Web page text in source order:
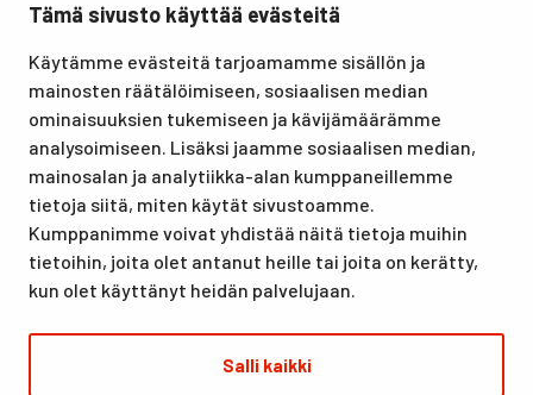
Tämä sivusto käyttää evästeitä
Käytämme evästeitä tarjoamamme sisällön ja
mainosten räätälöimiseen, sosiaalisen median
ominaisuuksien tukemiseen ja kävijämäärämme
analysoimiseen. Lisäksi jaamme sosiaalisen median,
mainosalan ja analytiikka-alan kumppaneillemme
tietoja siitä, miten käytät sivustoamme.
Kumppanimme voivat yhdistää näitä tietoja muihin
tietoihin, joita olet antanut heille tai joita on kerätty,
kun olet käyttänyt heidän palvelujaan.
Salli kaikki
koulutus- ja vapaa-ajan keskus, joka tarjoaa puitteet niin
lomille, harrastuksille kuin kansainvälisen tason
urheilutapahtumillekin. Santasport on myös virallinen
olympiavalmennuskeskus lumi- ja jääurheilulajeissa sekä
taitovalmennuksessa.